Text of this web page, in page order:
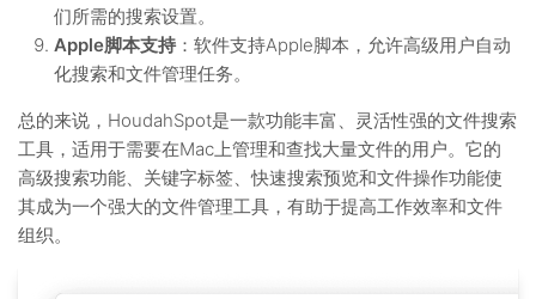
们所需的搜索设置。
Apple脚本支持：软件支持Apple脚本，允许高级用户自动
化搜索和文件管理任务。
总的来说，HoudahSpot是一款功能丰富、灵活性强的文件搜索
工具，适用于需要在Mac上管理和查找大量文件的用户。它的
高级搜索功能、关键字标签、快速搜索预览和文件操作功能使
其成为一个强大的文件管理工具，有助于提高工作效率和文件
组织。